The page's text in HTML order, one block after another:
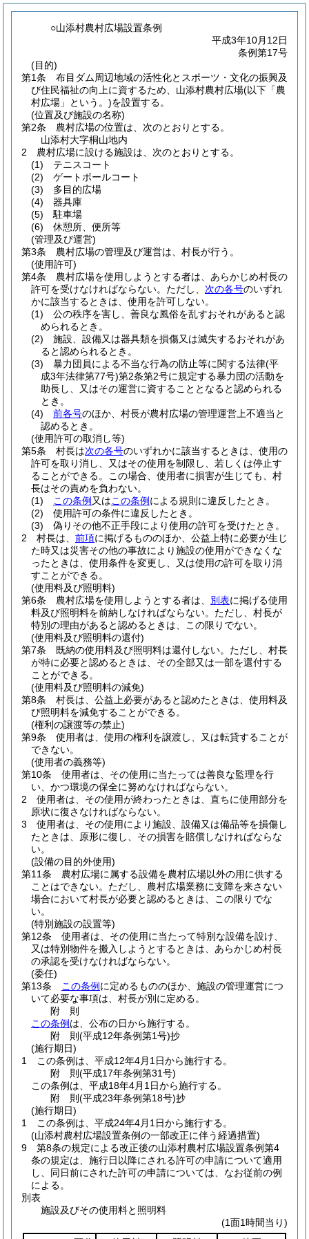
○山添村農村広場設置条例
平成3年10月12日
条例第17号
(目的)
第1条
布目ダム周辺地域の活性化とスポーツ・文化の振興及
び住民福祉の向上に資するため、山添村農村広場(以下「農
村広場」という。)を設置する。
(位置及び施設の名称)
第2条
農村広場の位置は、次のとおりとする。
山添村大字桐山地内
2
農村広場に設ける施設は、次のとおりとする。
(1)
テニスコート
(2)
ゲートボールコート
(3)
多目的広場
(4)
器具庫
(5)
駐車場
(6)
休憩所、便所等
(管理及び運営)
第3条
農村広場の管理及び運営は、村長が行う。
(使用許可)
第4条
農村広場を使用しようとする者は、あらかじめ村長の
許可を受けなければならない。 ただし、 次の各号のいずれ
かに該当するときは、使用を許可しない。
(1)
公の秩序を害し、善良な風俗を乱すおそれがあると認
められるとき。
(2)
施設、設備又は器具類を損傷又は滅失するおそれがあ
ると認められるとき。
(3)
暴力団員による不当な行為の防止等に関する法律(平
成3年法律第77号)第2条第2号に規定する暴力団の活動を
助長し、又はその運営に資することとなると認められる
とき。
(4)
前各号のほか、村長が農村広場の管理運営上不適当と
認めるとき。
(使用許可の取消し等)
第5条
村長は次の各号のいずれかに該当するときは、使用の
許可を取り消し、又はその使用を制限し、若しくは停止す
ることができる。
この場合、使用者に損害が生じても、村
長はその責めを負わない。
(1)
この条例 又はこの条例 による規則に違反したとき。
(2)
使用許可の条件に違反したとき。
(3)
偽りその他不正手段により使用の許可を受けたとき。
2
村長は、 前項に掲げるもののほか、公益上特に必要が生じ
た時又は災害その他の事故により施設の使用ができなくな
ったときは、使用条件を変更し、又は使用の許可を取り消
すことができる。
(使用料及び照明料)
第6条
農村広場を使用しようとする者は、 別表に掲げる使用
料及び照明料を前納しなければならない。 ただし、村長が
特別の理由があると認めるときは、この限りでない。
(使用料及び照明料の還付)
第7条
既納の使用料及び照明料は還付しない。 ただし、村長
が特に必要と認めるときは、その全部又は一部を還付する
ことができる。
(使用料及び照明料の減免)
第8条
村長は、公益上必要があると認めたときは、使用料及
び照明料を減免することができる。
(権利の譲渡等の禁止)
第9条
使用者は、使用の権利を譲渡し、又は転貸することが
できない。
(使用者の義務等)
第10条
使用者は、その使用に当たっては善良な監理を行
い、かつ環境の保全に努めなければならない。
2
使用者は、その使用が終わったときは、直ちに使用部分を
原状に復さなければならない。
3
使用者は、その使用により施設、設備又は備品等を損傷し
たときは、原形に復し、その損害を賠償しなければならな
い。
(設備の目的外使用)
第11条
農村広場に属する設備を農村広場以外の用に供する
ことはできない。 ただし、農村広場業務に支障を来さない
場合において村長が必要と認めるときは、この限りでな
い。
(特別施設の設置等)
第12条
使用者は、その使用に当たって特別な設備を設け、
又は特別物件を搬入しようとするときは、あらかじめ村長
の承認を受けなければならない。
(委任)
第13条
この条例 に定めるもののほか、施設の管理運営につ
いて必要な事項は、村長が別に定める。
附 則
この条例 は、公布の日から施行する。
附 則(平成12年条例第1号)抄
(施行期日)
1
この条例は、平成12年4月1日から施行する。
附 則(平成17年条例第31号)
この条例は、平成18年4月1日から施行する。
附 則(平成23年条例第18号)抄
(施行期日)
1
この条例は、平成24年4月1日から施行する。
(山添村農村広場設置条例の一部改正に伴う経過措置)
9
第8条の規定による改正後の山添村農村広場設置条例第4
条の規定は、施行日以降にされる許可の申請について適用
し、同日前にされた許可の申請については、なお従前の例
による。
別表
施設及びその使用料と照明料
(1面1時間当り)